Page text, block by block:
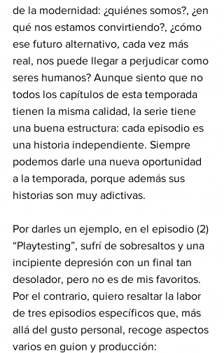
de la modernidad: ¿quiénes somos?, ¿en
qué nos estamos convirtiendo?, ¿cómo
ese futuro alternativo, cada vez más
real, nos puede llegar a perjudicar como
seres humanos? Aunque siento que no
todos los capítulos de esta temporada
tienen la misma calidad, la serie tiene
una buena estructura: cada episodio es
una historia independiente. Siempre
podemos darle una nueva oportunidad
a la temporada, porque además sus
historias son muy adictivas.
Por darles un ejemplo, en el episodio (2)
“Playtesting”, sufrí de sobresaltos y una
incipiente depresión con un final tan
desolador, pero no es de mis favoritos.
Por el contrario, quiero resaltar la labor
de tres episodios específicos que, más
allá del gusto personal, recoge aspectos
varios en guion y producción: